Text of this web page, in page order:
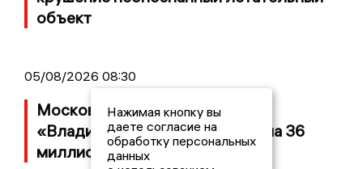
объект
05/08/2026 08:30
Московский ЧОП подал иск к
«Владимирскому стандарту» на 36
миллионов рублей
Нажимая кнопку вы
даете согласие на
обработку персональных
данных